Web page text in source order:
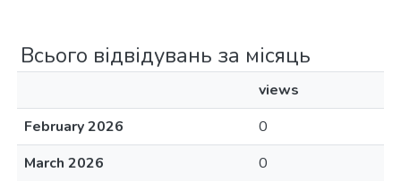
Всього відвідувань за місяць
views
February 2026
0
March 2026
0